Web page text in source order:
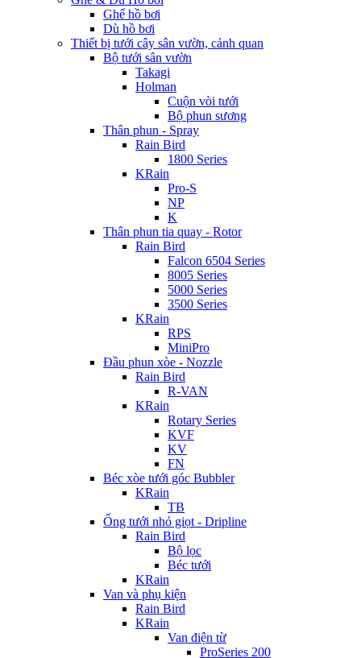
Ghế hồ bơi
Dù hồ bơi
Thiết bị tưới cây sân vườn, cảnh quan
Bộ tưới sân vườn
Takagi
Holman
Cuộn vòi tưới
Bộ phun sương
Thân phun - Spray
Rain Bird
1800 Series
KRain
Pro-S
NP
K
Thân phun tia quay - Rotor
Rain Bird
Falcon 6504 Series
8005 Series
5000 Series
3500 Series
KRain
RPS
MiniPro
Đầu phun xòe - Nozzle
Rain Bird
R-VAN
KRain
Rotary Series
KVF
KV
FN
Béc xòe tưới góc Bubbler
KRain
TB
Ống tưới nhỏ giọt - Dripline
Rain Bird
Bộ lọc
Béc tưới
KRain
Van và phụ kiện
Rain Bird
KRain
Van điện từ
ProSeries 200